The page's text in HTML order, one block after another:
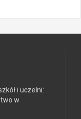
i uczelni:
w